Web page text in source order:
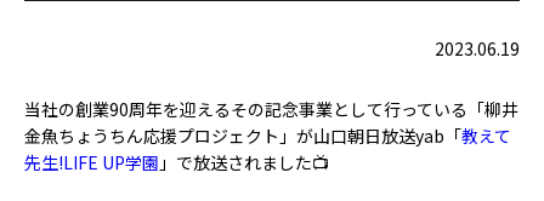
2023.06.19
当社の創業90周年を迎えるその記念事業として行っている「柳井
金魚ちょうちん応援プロジェクト」が山口朝日放送yab「教えて
先生!LIFE UP学園 」で放送されました📺